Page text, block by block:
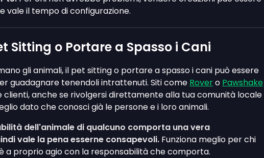
vale il tempo di configurazione.
Sitting o Portare a Spasso i Cani
gli animali, il pet sitting o portare a spasso i cani può essere
guadagnare tenendoli intrattenuti. Siti come Rovero Pawshake
clienti, anche se rivolgersi direttamente alla tua comunità locale
dato che conosci già le persone e i loro animali.
dell'animale di qualcuno comporta una vera
vale la pena esserne consapevoli. Funziona meglio per chi
a proprio agio con la responsabilità che comporta.